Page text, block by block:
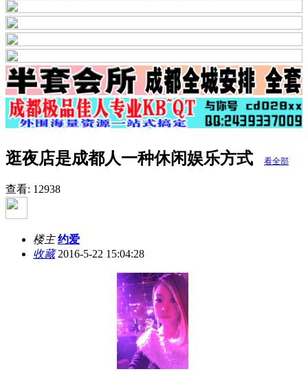
逛夜店是成都人一种休闲娱乐方式 看全部
查看: 12938
楼主约爱
收藏2016-5-22 15:04:28